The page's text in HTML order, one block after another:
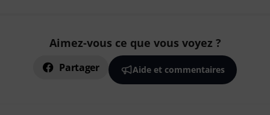
Aimez-vous ce que vous voyez ?
Partager Aide et commentaires